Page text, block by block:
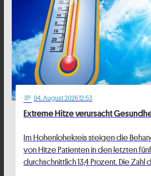
notes 04. August 2026 12:53
Extreme Hitze verursacht
Im Hohenlohekreis steigen die
von Hitze Patienten in den letzten fünf
durchschnittlich 13,4 Prozent. Die Zahl